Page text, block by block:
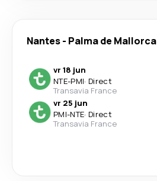
Nantes- Palma de Mallorca
vr 18 jun
NTE-PMI· Direct
Transavia France
vr 25 jun
PMI-NTE· Direct
Transavia France